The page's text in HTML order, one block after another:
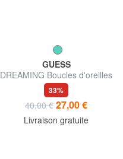
GUESS
DREAMING Boucles d'oreilles
à tige en émail avec logo
33%
40,00 € 27,00 €
Livraison gratuite